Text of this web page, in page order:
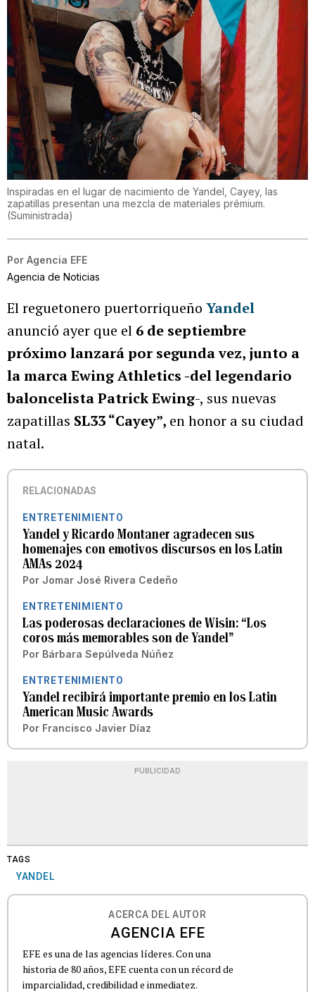
Inspiradas en el lugar de nacimiento de Yandel, Cayey, las
zapatillas presentan una mezcla de materiales prémium.
(Suministrada)
Por Agencia EFE
Agencia de Noticias
El reguetonero puertorriqueño Yandel
anunció ayer que el 6 de septiembre
próximo lanzará por segunda vez, junto a
la marca Ewing Athletics -del legendario
baloncelista Patrick Ewing-, sus nuevas
zapatillas SL33 “Cayey”, en honor a su ciudad
natal.
RELACIONADAS
ENTRETENIMIENTO
Yandel y Ricardo Montaner agradecen sus
homenajes con emotivos discursos en los Latin
AMAs 2024
Por Jomar José Rivera Cedeño
ENTRETENIMIENTO
Las poderosas declaraciones de Wisin: “Los
coros más memorables son de Yandel”
Por Bárbara Sepúlveda Núñez
ENTRETENIMIENTO
Yandel recibirá importante premio en los Latin
American Music Awards
Por Francisco Javier Díaz
PUBLICIDAD
TAGS
YANDEL
ACERCA DEL AUTOR
AGENCIA EFE
EFE es una de las agencias líderes. Con una
historia de 80 años, EFE cuenta con un récord de
imparcialidad, credibilidad e inmediatez.